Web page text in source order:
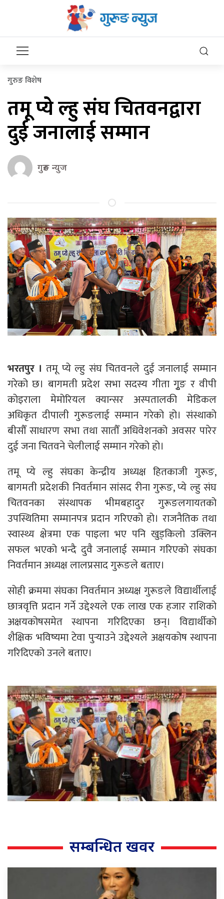
गुरुङ विशेष
तमू प्ये ल्हु संघ चितवनद्वारा
दुई जनालाई सम्मान
गुरुङ न्युज
भरतपुर । तमू प्ये ल्हु संघ चितवनले दुई जनालाई सम्मान
गरेको छ। बागमती प्रदेश सभा सदस्य गीता गुृङ र वीपी
कोइराला मेमोरियल क्यान्सर अस्पतालकी मेडिकल
अधिकृत दीपाली गुरूङलाई सम्मान गरेको हो। संस्थाको
बीसौँ साधारण सभा तथा सातौँ अधिवेशनको अवसर पारेर
दुई जना चितवने चेलीलाई सम्मान गरेको हो।
तमू प्ये ल्हु संघका केन्द्रीय अध्यक्ष हितकाजी गुरूङ,
बागमती प्रदेशकी निवर्तमान सांसद रीना गुरूङ, प्ये ल्हु संघ
चितवनका संस्थापक भीमबहादुर गुरूङलगायतको
उपस्थितिमा सम्मानपत्र प्रदान गरिएको हो। राजनैतिक तथा
स्वास्थ्य क्षेत्रमा एक पाइला भए पनि खुड्किलो उक्लिन
सफल भएको भन्दै दुवै जनालाई सम्मान गरिएको संघका
निवर्तमान अध्यक्ष लालप्रसाद गुरूङले बताए।
सोही क्रममा संघका निवर्तमान अध्यक्ष गुरूङले विद्यार्थीलाई
छात्रवृत्ति प्रदान गर्ने उद्देश्यले एक लाख एक हजार राशिको
अक्षयकोषसमेत स्थापना गरिदिएका छन्। विद्यार्थीको
शैक्षिक भविष्यमा टेवा पुर्‍याउने उद्देश्यले अक्षयकोष स्थापना
गरिदिएको उनले बताए।
सम्बन्धित खवर